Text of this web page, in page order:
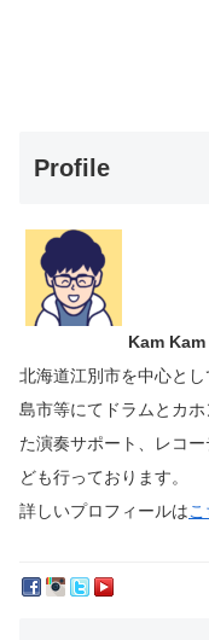
Profile
Kam
北海道江別市を中心と
島市等にて ドラムとカ
た演奏サポート、レコ
ども行っております。
詳しいプロフィールは